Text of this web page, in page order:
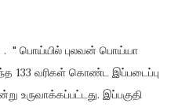
. " பொய்யில் புலவன் பொய்யா
133 வரிகள் கொண்ட இப்படைப்பு
உருவாக்கப்பட்டது. இப்பகுதி